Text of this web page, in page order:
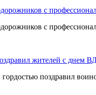
с
с
жителей с днем
поздравил